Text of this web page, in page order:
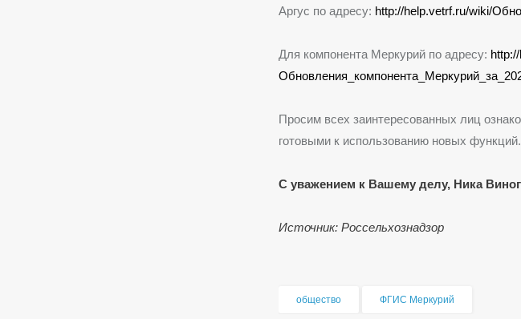
Аргус по адресу: http://help.vetrf.ru/wiki/
Для компонента Меркурий по адресу:
Просим всех заинтересованных лиц
готовыми к использованию новых функций.
С уважением к Вашему делу, Ника
Источник: Россельхознадзор
общество ФГИС Меркурий